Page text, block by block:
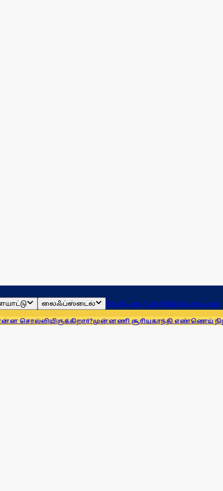
லைஃப்ஸ்டைல் ஜோதிடம்தமிழ்நாடுஇந்தியாஉலகம்
முன்னணி சூரியகாந்தி எண்ணெய்